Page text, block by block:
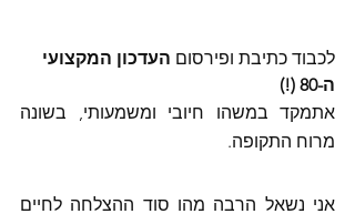
לכבוד כתיבת ופירסום העדכון המקצועי
ה-80 (!)
מרוח התקופה.